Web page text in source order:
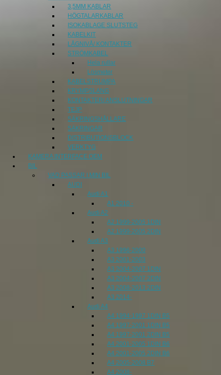
3,5MM KABLAR
HÖGTALARKABLAR
ISOKABLAGE SLUTSTEG
KABELKIT
LÅGNIVÅ/ KONTAKTER
STRÖMKABEL
Hela rullar
Lösmeter
KABELSTRUMPA
KRYMPSLANG
KONTAKTER/ ANSLUTNINGAR
TEJP
SÄKRINGSHÅLLARE
SÄKRINGAR
DISTRIBUTIONSBLOCK
VERKTYG
KAMERA INTERFACE OEM
BIL
VAD PASSAR I MIN BIL
AUDI
Audi A1
A1 2010 -
Audi A2
A2 1999-2005 1DIN
A2 1999-2005 2DIN
Audi A3
A3 1996-2000
A3 2001-2003
A3 2004-2007 1DIN
A3 2004-2007 2DIN
A3 2008-2013 2DIN
A3 2014-
Audi A4
A4 1994-1997 1DIN B5
A4 1997-2001 1DIN B5
A4 1997-2001 2DIN B5
A4 2001-2005 1DIN B6
A4 2001-2005 2DIN B6
A4 2005-2008 B7
A4 2008-